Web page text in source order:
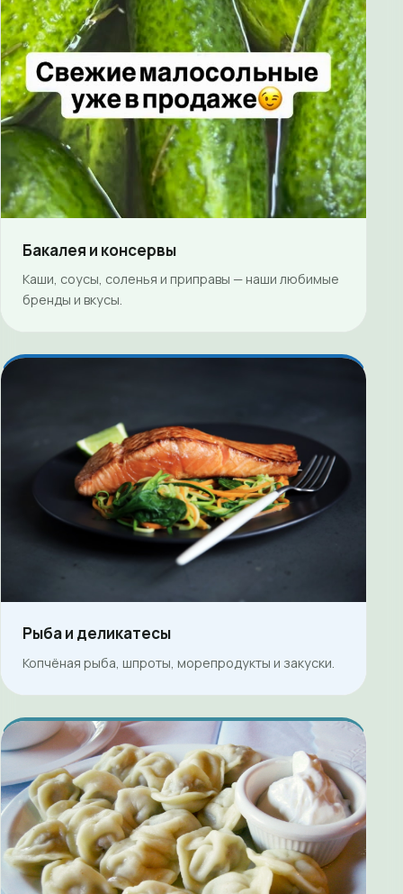
Бакалея и консервы
Каши, соусы, соленья и приправы — наши любимые
бренды и вкусы.
Рыба и деликатесы
Копчёная рыба, шпроты, морепродукты и закуски.